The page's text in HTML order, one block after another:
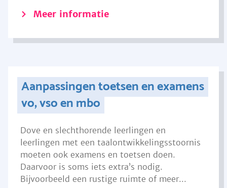
Meer informatie
Aanpassingen toetsen en examens
vo, vso en mbo
Dove en slechthorende leerlingen en
leerlingen met een taalontwikkelingsstoornis
moeten ook examens en toetsen doen.
Daarvoor is soms iets extra’s nodig.
Bijvoorbeeld een rustige ruimte of meer...